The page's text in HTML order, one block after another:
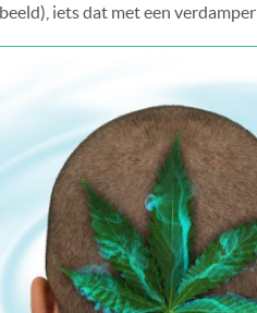
iets dat met een verdamper